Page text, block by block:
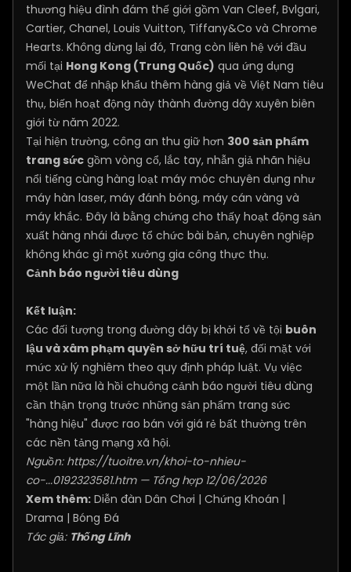
thương hiệu đình đám thế giới gồm Van Cleef, Bvlgari,
Cartier, Chanel, Louis Vuitton, Tiffany&Co và Chrome
Hearts. Không dừng lại đó, Trang còn liên hệ với đầu
mối tại Hong Kong (Trung Quốc) qua ứng dụng
WeChat để nhập khẩu thêm hàng giả về Việt Nam tiêu
thụ, biến hoạt động này thành đường dây xuyên biên
giới từ năm 2022.
Tại hiện trường, công an thu giữ hơn 300 sản phẩm
trang sức gồm vòng cổ, lắc tay, nhẫn giả nhãn hiệu
nổi tiếng cùng hàng loạt máy móc chuyên dụng như
máy hàn laser, máy đánh bóng, máy cán vàng và
máy khắc. Đây là bằng chứng cho thấy hoạt động sản
xuất hàng nhái được tổ chức bài bản, chuyên nghiệp
không khác gì một xưởng gia công thực thụ.
Cảnh báo người tiêu dùng
Kết luận:
Các đối tượng trong đường dây bị khởi tố về tội buôn
lậu và xâm phạm quyền sở hữu trí tuệ, đối mặt với
mức xử lý nghiêm theo quy định pháp luật. Vụ việc
một lần nữa là hồi chuông cảnh báo người tiêu dùng
cần thận trọng trước những sản phẩm trang sức
"hàng hiệu" được rao bán với giá rẻ bất thường trên
các nền tảng mạng xã hội.
Nguồn: https://tuoitre.vn/khoi-to-nhieu-
co-...0192323581.htm— Tổng hợp 12/06/2026
Xem thêm: Diễn đàn Dân Chơi | Chứng Khoán |
Drama | Bóng Đá
Tác giả: Thống Lĩnh